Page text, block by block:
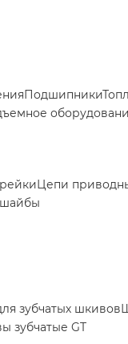
Подшипники
Цепи
зубчатых шкивов
зубчатые GT